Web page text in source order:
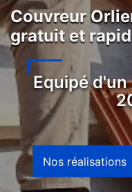
Couvreur
gratuit et
Equipé
Nos réalisations